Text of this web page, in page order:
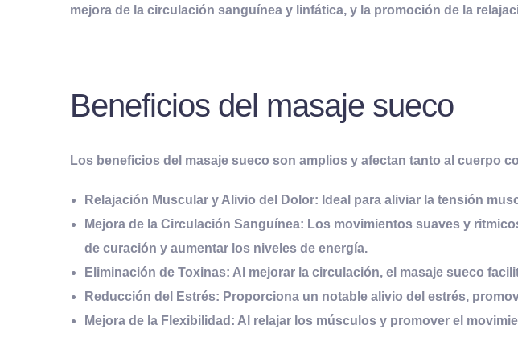
mejora de la circulación sanguínea y linfática, y la promoción de la
Beneficios del masaje sueco
Los beneficios del masaje sueco son amplios y afectan tanto al cuerpo
Relajación Muscular y Alivio del Dolor: Ideal para aliviar la tensión
Mejora de la Circulación Sanguínea: Los movimientos suaves y
de curación y aumentar los niveles de energía.
Eliminación de Toxinas: Al mejorar la circulación, el masaje sueco
Reducción del Estrés: Proporciona un notable alivio del estrés,
Mejora de la Flexibilidad: Al relajar los músculos y promover el